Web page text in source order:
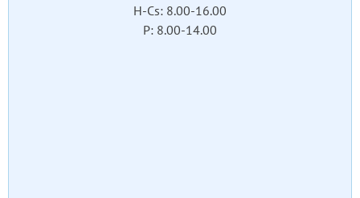
H-Cs: 8.00-16.00
P: 8.00-14.00